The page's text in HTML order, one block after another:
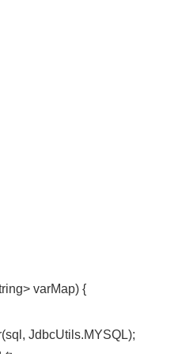
varMap) {
JdbcUtils.MYSQL);